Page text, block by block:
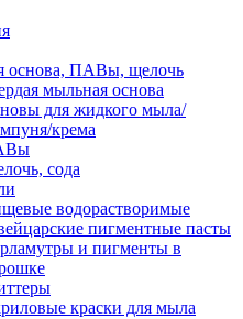
основа, ПАВы, щелочь
мыльная основа
для жидкого мыла/
крема
сода
водорастворимые
пигментные пасты
и пигменты в
краски для мыла